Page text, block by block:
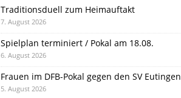
Traditionsduell zum Heimauftakt
7. August 2026
Spielplan terminiert / Pokal am 18.08.
6. August 2026
Frauen im DFB-Pokal gegen den SV Eutingen
5. August 2026